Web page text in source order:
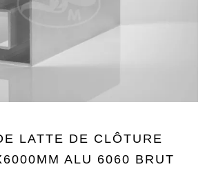
LATTE DE CLÔTURE
ALU 6060 BRUT